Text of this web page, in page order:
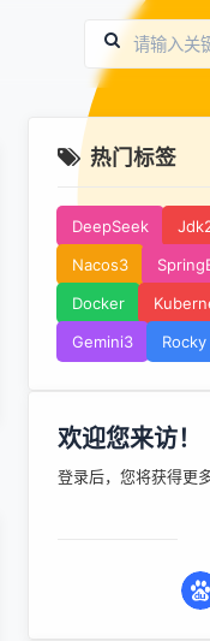
热门标签
DeepSeek
Nacos3
Docker
Gemini3
Rocky
欢迎您来访！
登录后，您将获得更多